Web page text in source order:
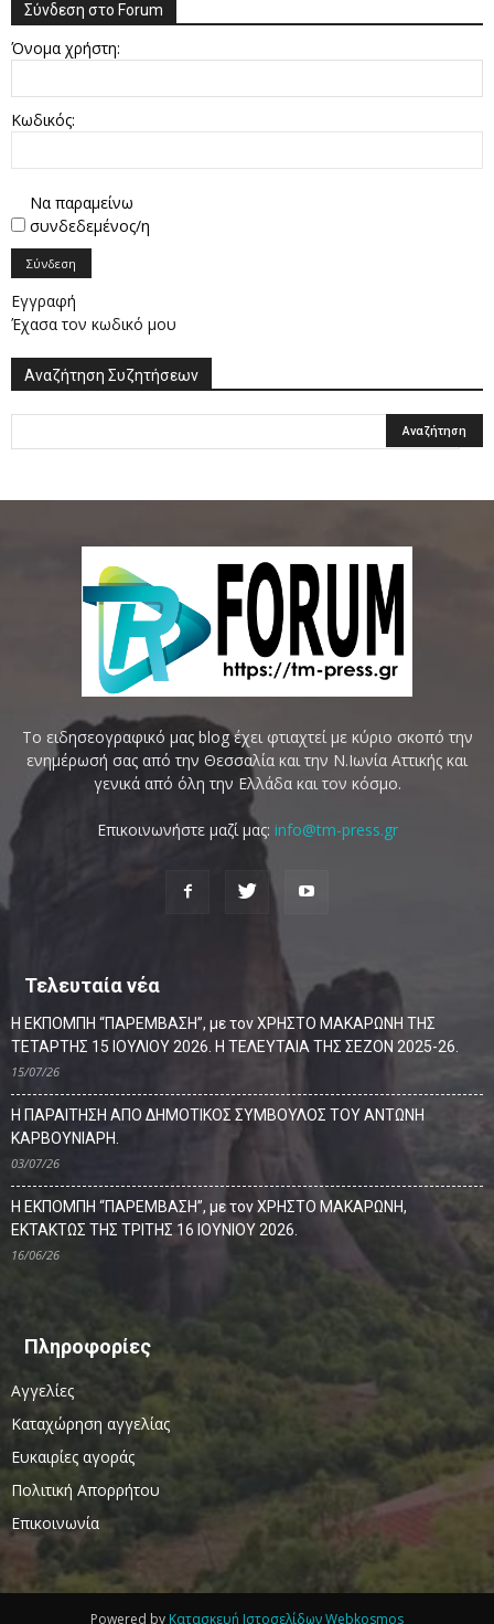
Σύνδεση στο Forum
Όνομα χρήστη:
Κωδικός:
Να παραμείνω
συνδεδεμένος/η
Σύνδεση
Εγγραφή
Έχασα τον κωδικό μου
Αναζήτηση Συζητήσεων
Το ειδησεογραφικό μας blog έχει φτιαχτεί με κύριο σκοπό την
ενημέρωσή σας από την Θεσσαλία και την Ν.Ιωνία Αττικής και
γενικά από όλη την Ελλάδα και τον κόσμο.
Επικοινωνήστε μαζί μας: info@tm-press.gr
Τελευταία νέα
Η ΕΚΠΟΜΠΗ “ΠΑΡΕΜΒΑΣΗ”, με τον ΧΡΗΣΤΟ ΜΑΚΑΡΩΝΗ ΤΗΣ
ΤΕΤΑΡΤΗΣ 15 ΙΟΥΛΙΟΥ 2026. Η ΤΕΛΕΥΤΑΙΑ ΤΗΣ ΣΕΖΟΝ 2025-26.
15/07/26
Η ΠΑΡΑΙΤΗΣΗ ΑΠΟ ΔΗΜΟΤΙΚΟΣ ΣΥΜΒΟΥΛΟΣ ΤΟΥ ΑΝΤΩΝΗ
ΚΑΡΒΟΥΝΙΑΡΗ.
03/07/26
Η ΕΚΠΟΜΠΗ “ΠΑΡΕΜΒΑΣΗ”, με τον ΧΡΗΣΤΟ ΜΑΚΑΡΩΝΗ,
ΕΚΤΑΚΤΩΣ ΤΗΣ ΤΡΙΤΗΣ 16 ΙΟΥΝΙΟΥ 2026.
16/06/26
Πληροφορίες
Αγγελίες
Καταχώρηση αγγελίας
Ευκαιρίες αγοράς
Πολιτική Απορρήτου
Επικοινωνία
Powered by Κατασκευή Ιστοσελίδων Webkosmos